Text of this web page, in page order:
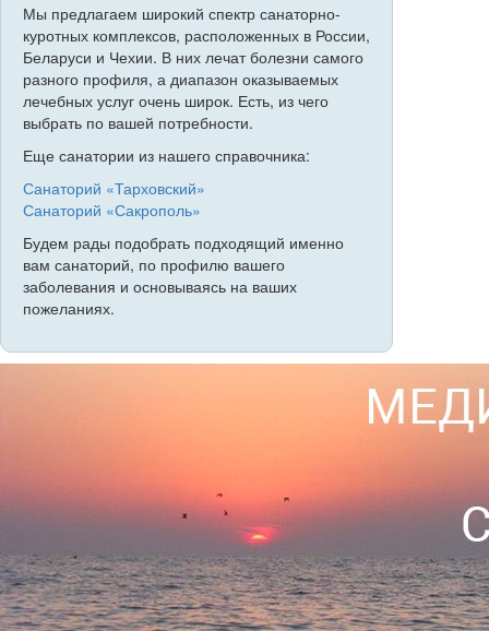
Мы предлагаем широкий спектр санаторно-
куротных комплексов, расположенных в России,
Беларуси и Чехии. В них лечат болезни самого
разного профиля, а диапазон оказываемых
лечебных услуг очень широк. Есть, из чего
выбрать по вашей потребности.
Еще санатории из нашего справочника:
Санаторий «Тарховский»
Санаторий «Сакрополь»
Будем рады подобрать подходящий именно
вам санаторий, по профилю вашего
заболевания и основываясь на ваших
пожеланиях.